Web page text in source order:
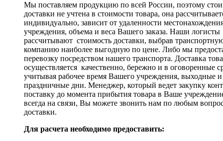
Мы поставляем продукцию по всей России, поэтому
доставки не учтена в стоимости товара, она
индивидуально, зависит от удаленности
учреждения, объема и веса Вашего заказа. Наши логисты
рассчитывают стоимость доставки, выбрав
компанию наиболее выгодную по цене. Либо мы
перевозку посредством нашего транспорта. Доставка
осуществляется качественно, бережно и в оговоренные
учитывая рабочее время Вашего учреждения, выходные и
праздничные дни. Менеджер, который ведет закупку
поставку до момента прибытия товара в Ваше
всегда на связи, Вы можете звонить нам по любым
доставки.
Для расчета необходимо предоставить: